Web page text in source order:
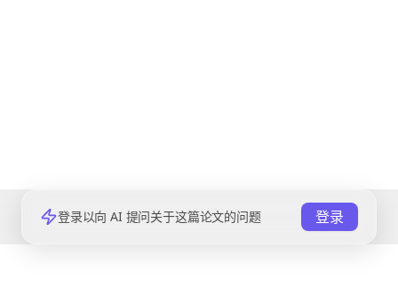
登录以向 AI 提问关于这篇论文的问题 登录